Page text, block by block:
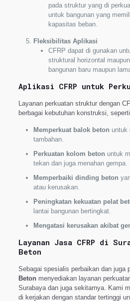
pada struktur yang di
untuk bangunan yang
kapasitas beban.
Fleksibilitas Aplikasi
CFRP dapat di gunakan
struktural horizontal
bangunan baru maupun
Aplikasi CFRP untuk
Layanan perkuatan struktur dengan
berbagai kebutuhan konstruksi,
Memperkuat balok beton untuk
tambahan.
Perkuatan kolom beton untuk
tekan dan juga menahan gempa.
Memperbaiki dinding beton
atau kerusakan.
Peningkatan kekuatan pelat
lantai bangunan bertingkat.
Mengatasi kerusakan akibat
Layanan Jasa CFRP di
Beton
Sebagai spesialis perbaikan dan juga
Betonmenyediakan layanan
Surabaya dan juga sekitarnya. Kami
di kerjakan dengan standar tertinggi